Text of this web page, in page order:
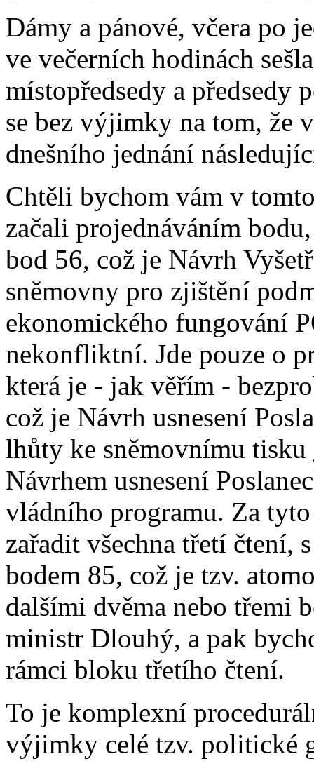
Dámy a pánové, včera po
ve večerních hodinách
místopředsedy a předsedy
se bez výjimky na tom, že
dnešního jednání
Chtěli bychom vám v
začali projednáváním
bod 56, což je Návrh
sněmovny pro zjištění
ekonomického fungování
nekonfliktní. Jde pouze o
která je - jak věřím -
což je Návrh usnesení
lhůty ke sněmovnímu tisku
Návrhem usnesení
vládního programu. Za
zařadit všechna třetí čtení,
bodem 85, což je tzv.
dalšími dvěma nebo třemi
ministr Dlouhý, a pak
rámci bloku třetího čtení.
To je komplexní
výjimky celé tzv. politické